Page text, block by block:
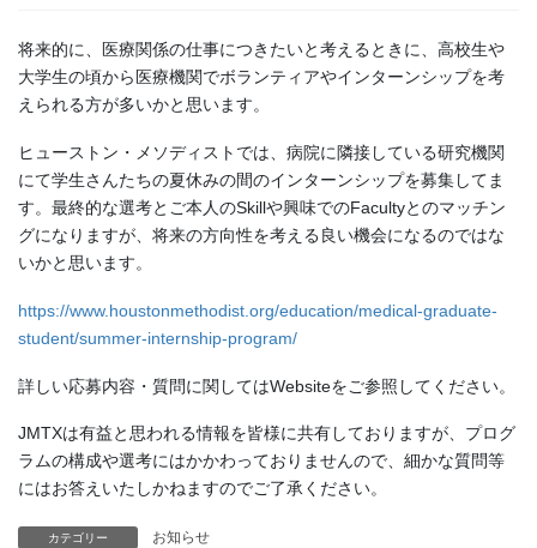
将来的に、医療関係の仕事につきたいと考えるときに、高校生や
大学生の頃から医療機関でボランティアやインターンシップを考
えられる方が多いかと思います。
ヒューストン・メソディストでは、病院に隣接している研究機関
にて学生さんたちの夏休みの間のインターンシップを募集してま
す。最終的な選考とご本人のSkillや興味でのFacultyとのマッチン
グになりますが、将来の方向性を考える良い機会になるのではな
いかと思います。
https://www.houstonmethodist.org/education/medical-graduate-
student/summer-internship-program/
詳しい応募内容・質問に関してはWebsiteをご参照してください。
JMTXは有益と思われる情報を皆様に共有しておりますが、プログ
ラムの構成や選考にはかかわっておりませんので、細かな質問等
にはお答えいたしかねますのでご了承ください。
カテゴリー お知らせ